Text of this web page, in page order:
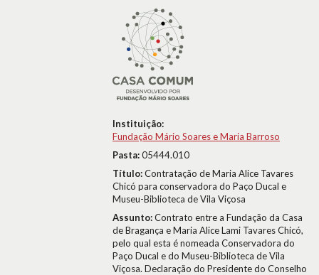
Instituição:
Fundação Mário Soares e Maria Barroso
Pasta:05444.010
Título:Contratação de Maria Alice Tavares
Chicó para conservadora do Paço Ducal e
Museu-Biblioteca de Vila Viçosa
Assunto:Contrato entre a Fundação da Casa
de Bragança e Maria Alice Lami Tavares Chicó,
pelo qual esta é nomeada Conservadora do
Paço Ducal e do Museu-Biblioteca de Vila
Viçosa. Declaração do Presidente do Conselho